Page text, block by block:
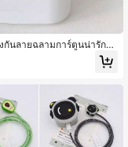
กันลายฉลามการ์ตูนน่ารักสีเ
สำหรับ Apple 18/20W พร้อ
ละสายชาร์จ ประกอบด้วยที่
ก